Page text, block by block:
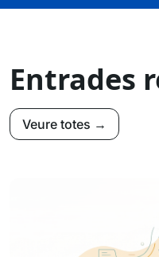
Entrades
Veure totes →